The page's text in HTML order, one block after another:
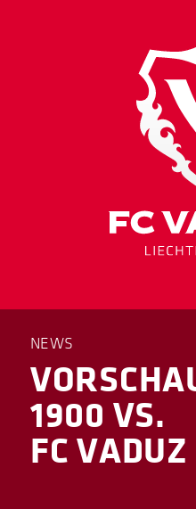
NEWS
1900 VS.
FC VADUZ